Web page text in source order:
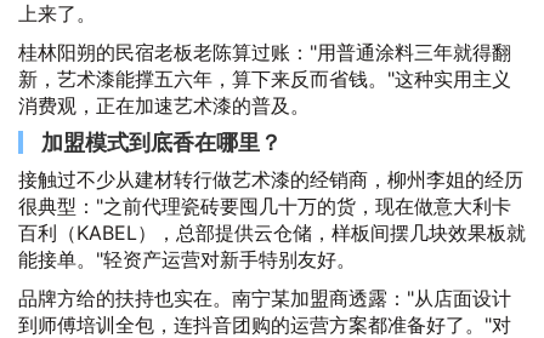
上来了。
桂林阳朔的民宿老板老陈算过账："用普通涂料三年就得翻
新，艺术漆能撑五六年，算下来反而省钱。"这种实用主义
消费观，正在加速艺术漆的普及。
加盟模式到底香在哪里？
接触过不少从建材转行做艺术漆的经销商，柳州李姐的经历
很典型："之前代理瓷砖要囤几十万的货，现在做意大利卡
百利（KABEL），总部提供云仓储，样板间摆几块效果板就
能接单。"轻资产运营对新手特别友好。
品牌方给的扶持也实在。南宁某加盟商透露："从店面设计
到师傅培训全包，连抖音团购的运营方案都准备好了。"对